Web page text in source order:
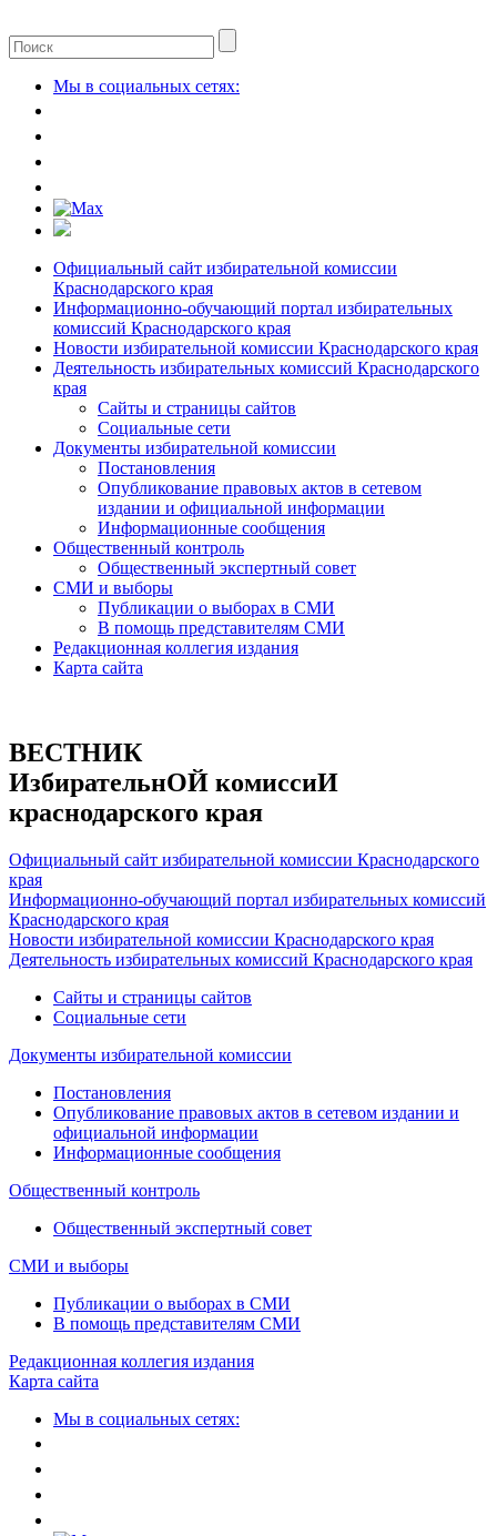
Мы в социальных сетях:
Официальный сайт избирательной комиссии
Краснодарского края
Информационно-обучающий портал избирательных
комиссий Краснодарского края
Новости избирательной комиссии Краснодарского края
Деятельность избирательных комиссий Краснодарского
края
Сайты и страницы сайтов
Социальные сети
Документы избирательной комиссии
Постановления
Опубликование правовых актов в сетевом
издании и официальной информации
Информационные сообщения
Общественный контроль
Общественный экспертный совет
СМИ и выборы
Публикации о выборах в СМИ
В помощь представителям СМИ
Редакционная коллегия издания
Карта сайта
ВЕСТНИК
ИзбирательнОЙ комиссиИ
краснодарского края
Официальный сайт избирательной комиссии Краснодарского
края
Информационно-обучающий портал избирательных комиссий
Краснодарского края
Новости избирательной комиссии Краснодарского края
Деятельность избирательных комиссий Краснодарского края
Сайты и страницы сайтов
Социальные сети
Документы избирательной комиссии
Постановления
Опубликование правовых актов в сетевом издании и
официальной информации
Информационные сообщения
Общественный контроль
Общественный экспертный совет
СМИ и выборы
Публикации о выборах в СМИ
В помощь представителям СМИ
Редакционная коллегия издания
Карта сайта
Мы в социальных сетях: